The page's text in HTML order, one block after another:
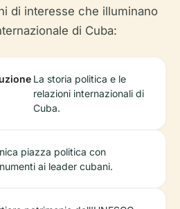
di interesse che illuminano
di Cuba:
La storia politica e le
relazioni internazionali di
Cuba.
piazza politica con
ai leader cubani.